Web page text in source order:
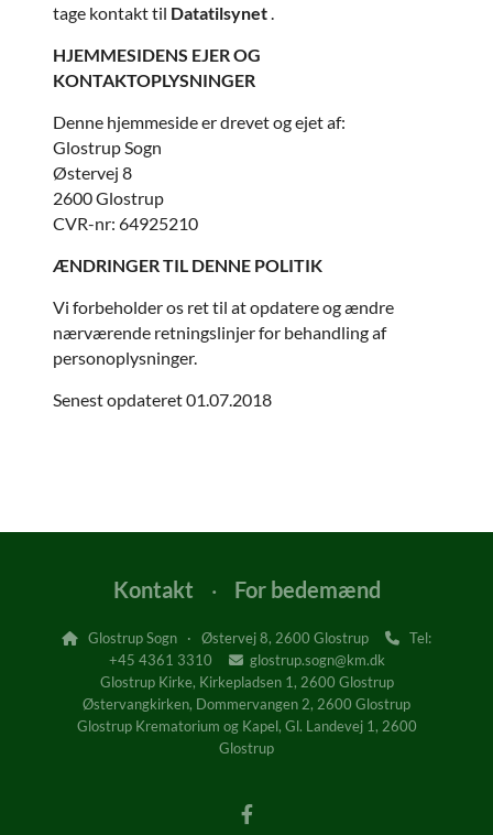
tage kontakt til Datatilsynet.
HJEMMESIDENS EJER OG
KONTAKTOPLYSNINGER
Denne hjemmeside er drevet og ejet af:
Glostrup Sogn
Østervej 8
2600 Glostrup
CVR-nr: 64925210
ÆNDRINGER TIL DENNE POLITIK
Vi forbeholder os ret til at opdatere og ændre
nærværende retningslinjer for behandling af
personoplysninger.
Senest opdateret 01.07.2018
Kontakt · For bedemænd
 Glostrup Sogn · Østervej 8, 2600 Glostrup 
Tel:
+45 4361 3310  glostrup.sogn@km.dk
Glostrup Kirke, Kirkepladsen 1, 2600 Glostrup
Østervangkirken, Dommervangen 2, 2600 Glostrup
Glostrup Krematorium og Kapel, Gl. Landevej 1, 2600
Glostrup